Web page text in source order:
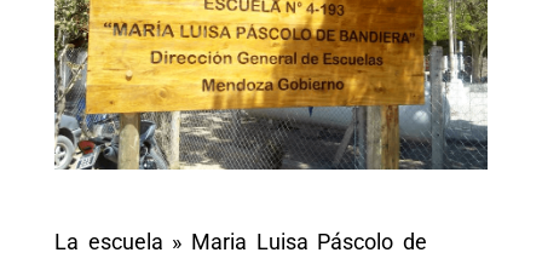
La escuela » Maria Luisa Páscolo de